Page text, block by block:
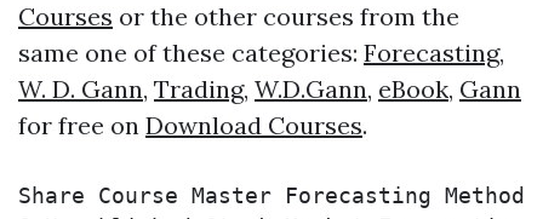
Courses or the other courses from the
same one of these categories: Forecasting,
W. D. Gann, Trading, W.D.Gann, eBook, Gann
for free on Download Courses.
Share Course Master Forecasting Method